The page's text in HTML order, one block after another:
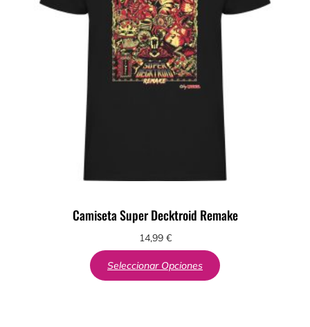
Camiseta Super Decktroid Remake
14,99 €
Seleccionar Opciones